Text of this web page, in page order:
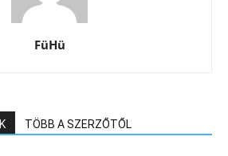
FüHü
TÖBB A SZERZŐTŐL